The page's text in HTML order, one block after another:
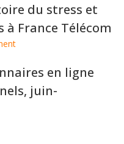
du stress et
France Télécom
en ligne
juin-